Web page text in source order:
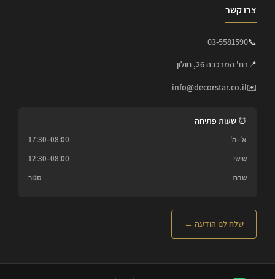
צרו קשר
📞
03-5581590
📍רח' המרכבה 26, חולון
✉️
info@decorstar.co.il
⏰ שעות פתיחה
א'–ה'
08:00–17:30
שישי
08:00–12:30
שבת
סגור
שלח לנו הודעה ←